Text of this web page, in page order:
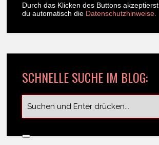
Durch das Klicken des Buttons akzeptierst
du automatisch die Datenschutzhinweise.
SCHNELLE SUCHE IM BLOG: